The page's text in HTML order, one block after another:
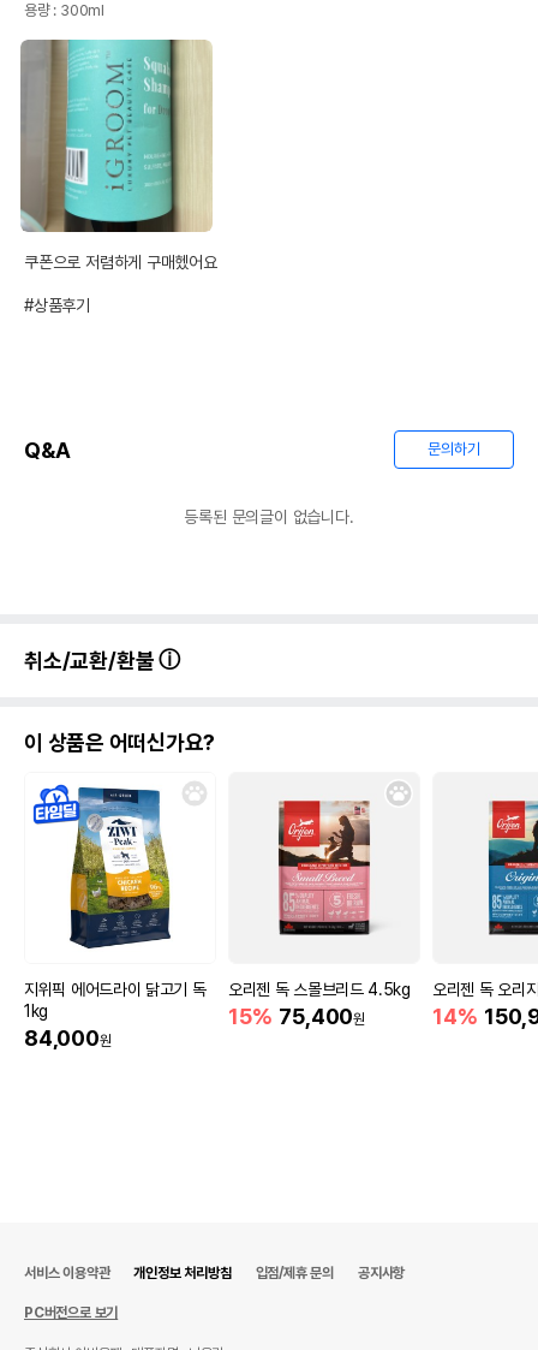
용량 : 300ml
쿠폰으로 저렴하게 구매헸어요
#상품후기
Q&A 문의하기
등록된 문의글이 없습니다.
취소/교환/환불
이 상품은 어떠신가요?
지위픽 에어드라이 닭고기 독
1kg
84,000원
오리젠 독 스몰브리드 4.5kg
15% 75,400원
오리젠 독 오리
14%
서비스 이용약관 개인정보 처리방침 입점/제휴 문의 공지사항
PC버전으로 보기